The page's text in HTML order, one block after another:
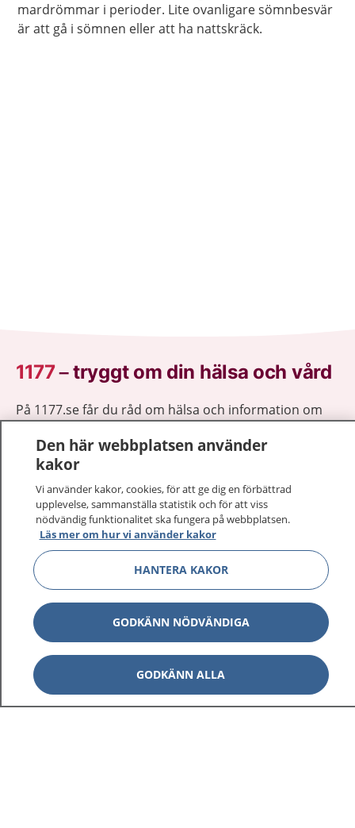
mardrömmar i perioder. Lite ovanligare sömnbesvär
är att gå i sömnen eller att ha nattskräck.
1177–tryggt om din hälsa och vård
På 1177.se får du råd om hälsa och information om
Logga in för att läsa din journal och göra dina
vårdärenden. Ring telefonnummer 1177 för
sjukvårdsrådgivning dygnet runt.
1177 ger dig råd när du vill må bättre.
1177 på flera språk Visa
Om 1177 Visa
Kontakt Visa
Den här webbplatsen använder
kakor
Vi använder kakor, cookies, för att ge dig en förbättrad
upplevelse, sammanställa statistik och för att viss
nödvändig funktionalitet ska fungera på webbplatsen.
Läs mer om hur vi använder kakor
HANTERA KAKOR
GODKÄNN NÖDVÄNDIGA
GODKÄNN ALLA